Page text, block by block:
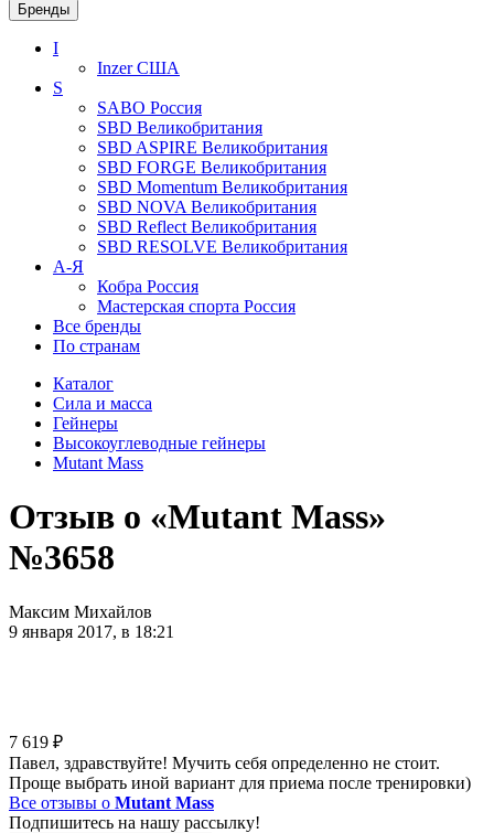
Бренды
I
InzerСША
S
SABO Россия
SBD Великобритания
SBD ASPIRE Великобритания
SBD FORGE Великобритания
SBD Momentum Великобритания
SBD NOVA Великобритания
SBD Reflect Великобритания
SBD RESOLVE Великобритания
А-Я
Кобра Россия
Мастерская спорта Россия
Все бренды
По странам
Каталог
Сила и масса
Гейнеры
Высокоуглеводные гейнеры
Mutant Mass
Отзыв о «Mutant Mass»
№3658
Максим Михайлов
9 января 2017, в 18:21
7 619 ₽
Павел, здравствуйте! Мучить себя определенно не стоит.
Проще выбрать иной вариант для приема после тренировки)
Все отзывы о Mutant Mass
Подпишитесь на нашу рассылку!